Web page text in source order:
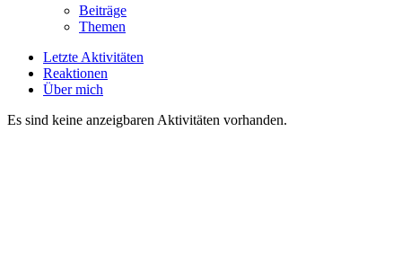
Beiträge
Themen
Letzte Aktivitäten
Reaktionen
Über mich
Es sind keine anzeigbaren Aktivitäten vorhanden.